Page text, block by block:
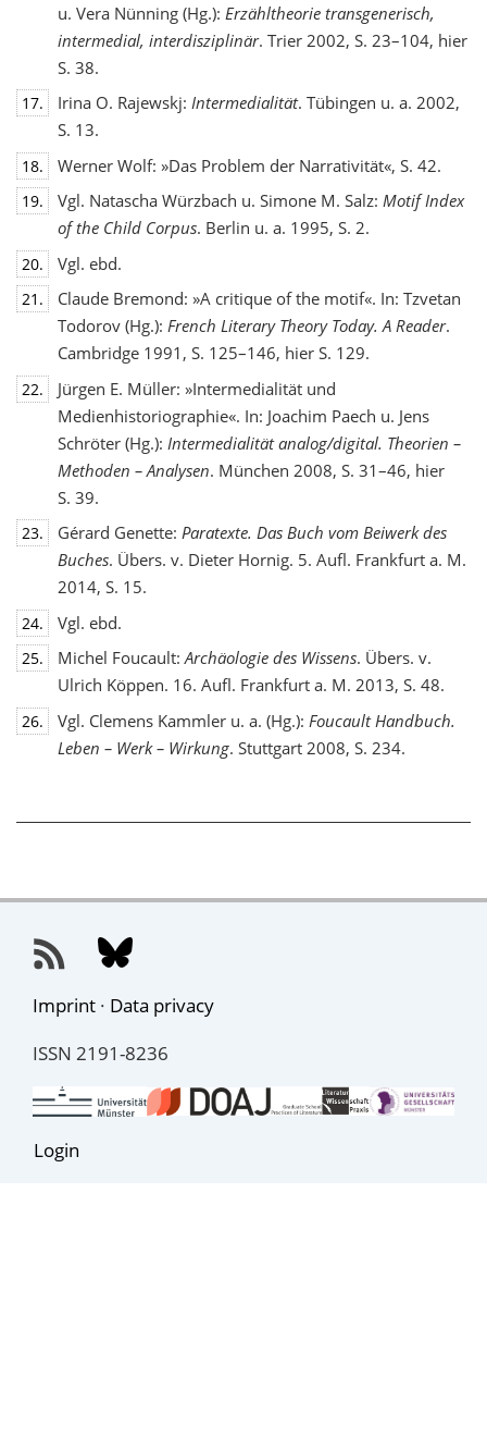
u. Vera Nünning (Hg.): Erzähltheorie transgenerisch,
intermedial, interdisziplinär. Trier 2002, S. 23–104, hier
S. 38.
17. Irina O. Rajewskj: Intermedialität. Tübingen u. a. 2002,
S. 13.
18. Werner Wolf: »Das Problem der Narrativität«, S. 42.
19. Vgl. Natascha Würzbach u. Simone M. Salz: Motif Index
of the Child Corpus. Berlin u. a. 1995, S. 2.
20. Vgl. ebd.
21.
Claude Bremond: »A critique of the motif«. In: Tzvetan
Todorov (Hg.): French Literary Theory Today. A Reader.
Cambridge 1991, S. 125–146, hier S. 129.
22.
Jürgen E. Müller: »Intermedialität und
Medienhistoriographie«. In: Joachim Paech u. Jens
Schröter (Hg.): Intermedialität analog/digital. Theorien –
Methoden – Analysen. München 2008, S. 31–46, hier
S. 39.
23. Gérard Genette: Paratexte. Das Buch vom Beiwerk des
Buches. Übers. v. Dieter Hornig. 5. Aufl. Frankfurt a. M.
2014, S. 15.
24. Vgl. ebd.
25. Michel Foucault:Archäologie des Wissens. Übers. v.
Ulrich Köppen. 16. Aufl. Frankfurt a. M. 2013, S. 48.
26. Vgl. Clemens Kammler u. a. (Hg.): Foucault Handbuch.
Leben – Werk – Wirkung. Stuttgart 2008, S. 234.
Imprint · Data privacy
ISSN 2191-8236
Login